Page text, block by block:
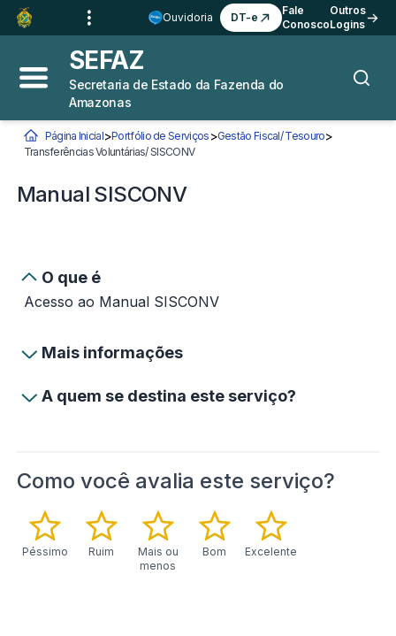
Ir para o
Conteúdo
Ir para a
Navegação 3
Ir para o
Rodapé 4
Ouvidoria DT-e
Fale
Conosco
Outros
Logins
Abrir menu principal
SEFAZ
Secretaria de Estado da Fazenda do
Amazonas
Você está aqui:
Página Inicial>Portfólio de Serviços >Gestão Fiscal/ Tesouro>
Transferências Voluntárias/ SISCONV
Manual SISCONV
O que é
Acesso ao Manual SISCONV
Mais informações
A quem se destina este serviço?
Como você avalia este serviço?
Péssimo Ruim
Mais ou
menos
Bom Excelente